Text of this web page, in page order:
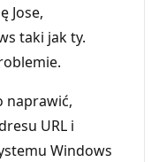
Jose,
taki jak ty.
naprawić,
URL i
Windows